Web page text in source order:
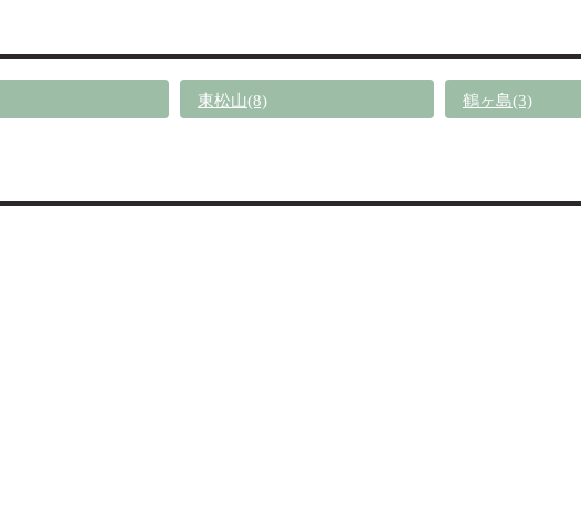
東松山(8) 鶴ヶ島(3)